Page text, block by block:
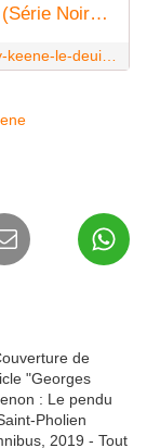
Day Keene : Le deuil dans les veines (Série Noire, 1966) - Le blog de Claude LE NOCHER